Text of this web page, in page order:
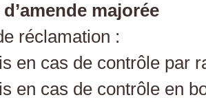
majorée
réclamation :
en cas de contrôle par
en cas de contrôle en